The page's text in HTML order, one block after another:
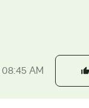
08:45 AM